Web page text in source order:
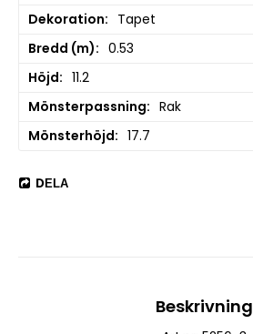
Dekoration
Tapet
Bredd (m)
0.53
Höjd
11.2
Mönsterpassning
Rak
Mönsterhöjd
17.7
DELA
Beskrivning